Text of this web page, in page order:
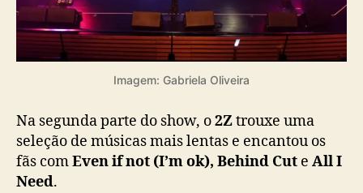
Imagem: Gabriela Oliveira
Na segunda parte do show, o2Ztrouxe uma
seleção de músicas mais lentas e encantou os
fãs comEven if not (I’m ok), Behind Cut e All I
Need.